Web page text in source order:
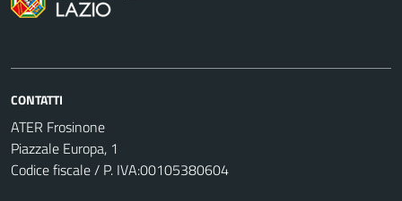
CONTATTI
ATER Frosinone
Piazzale Europa, 1
Codice fiscale / P. IVA:00105380604